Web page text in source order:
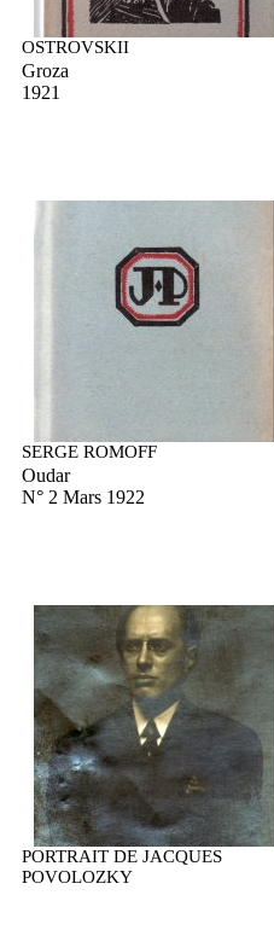
OSTROVSKII
Groza
1921
SERGE ROMOFF
Oudar
N° 2 Mars 1922
PORTRAIT DE JACQUES
POVOLOZKY